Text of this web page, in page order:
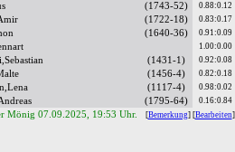
(1743-52) 0.88:0.12
(1722-18) 0.83:0.17
(1640-36) 0.91:0.09
1.00:0.00
(1431-1) 0.92:0.08
(1456-4) 0.82:0.18
(1117-4) 0.98:0.02
(1795-64) 0.16:0.84
Mönig 07.09.2025, 19:53 Uhr. [Bemerkung] [Bearbeiten]